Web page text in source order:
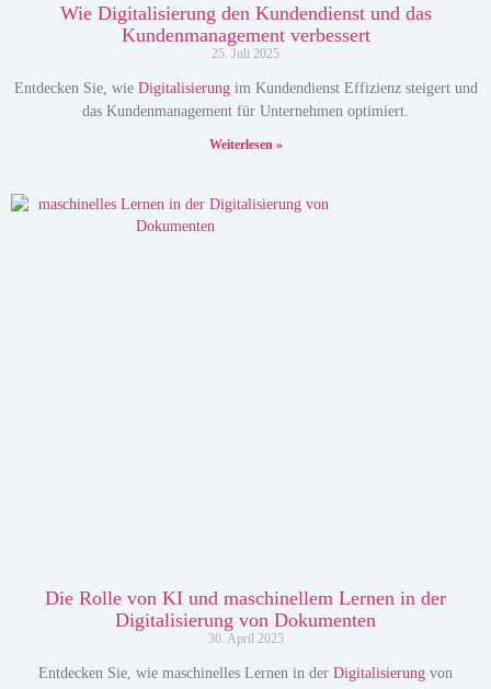
Wie Digitalisierung den Kundendienst und das
Kundenmanagement verbessert
25. Juli 2025
Entdecken Sie, wie Digitalisierungim Kundendienst Effizienz steigert und
das Kundenmanagement für Unternehmen optimiert.
Weiterlesen »
Die Rolle von KI und maschinellem Lernen in der
Digitalisierung von Dokumenten
30. April 2025
Entdecken Sie, wie maschinelles Lernen in der Digitalisierung von